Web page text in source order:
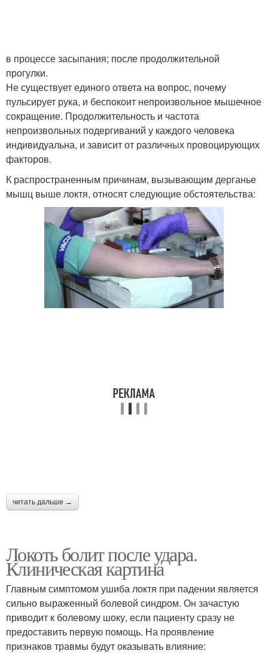
в процессе засыпания; после продолжительной
прогулки.
Не существует единого ответа на вопрос, почему
пульсирует рука, и беспокоит непроизвольное мышечное
сокращение. Продолжительность и частота
непроизвольных подергиваний у каждого человека
индивидуальна, и зависит от различных провоцирующих
факторов.
К распространенным причинам, вызывающим дерганье
мышц выше локтя, относят следующие обстоятельства:
читать дальше →
Локоть болит после удара.
Клиническая картина
Главным симптомом ушиба локтя при падении является
сильно выраженный болевой синдром. Он зачастую
приводит к болевому шоку, если пациенту сразу не
предоставить первую помощь. На проявление
признаков травмы будут оказывать влияние: